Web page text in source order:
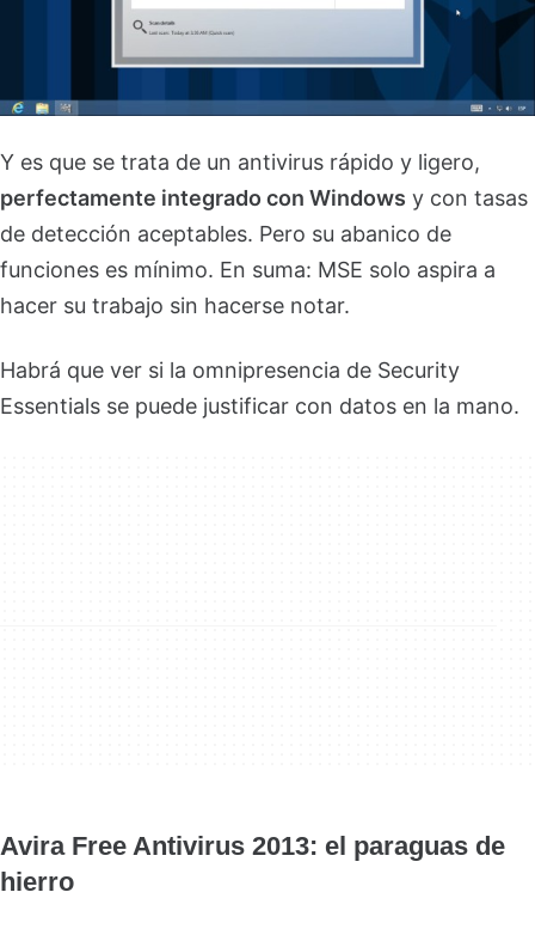
Y es que se trata de un antivirus rápido y ligero,
perfectamente integrado con Windows y con tasas
de detección aceptables. Pero su abanico de
funciones es mínimo. En suma: MSE solo aspira a
hacer su trabajo sin hacerse notar.
Habrá que ver si la omnipresencia de Security
Essentials se puede justificar con datos en la mano.
Avira Free Antivirus 2013: el paraguas de
hierro